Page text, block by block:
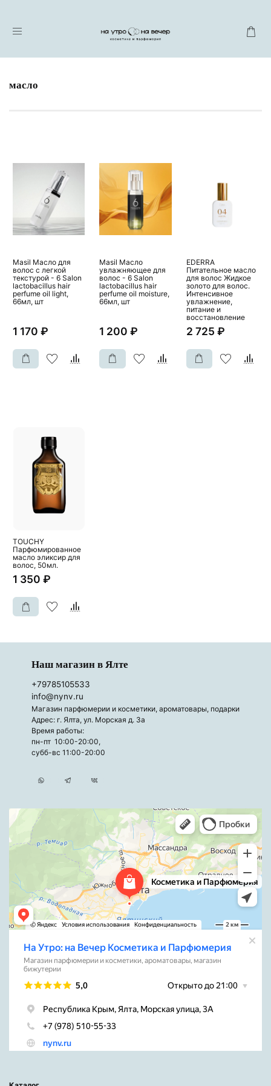
масло
Masil Масло для
волос с легкой
текстурой - 6 Salon
lactobacillus hair
perfume oil light,
66мл, шт
1 170 ₽
Masil Масло
увлажняющее для
волос - 6 Salon
lactobacillus hair
perfume oil moisture,
66мл, шт
1 200 ₽
EDERRA
Питательное масло
для волос Жидкое
золото для волос.
Интенсивное
увлажнение,
питание и
восстановление
2 725 ₽
TOUCHY
Парфюмированное
масло эликсир для
волос, 50мл.
1 350 ₽
Наш магазин в Ялте
+79785105533
info@nynv.ru
Магазин парфюмерии и косметики, ароматовары, подарки
Адрес: г. Ялта, ул. Морская д. 3а
Время работы:
пн-пт 10:00-20:00,
субб-вс 11:00-20:00